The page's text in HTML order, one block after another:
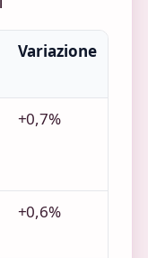
Variazione
+0,7%
+0,6%